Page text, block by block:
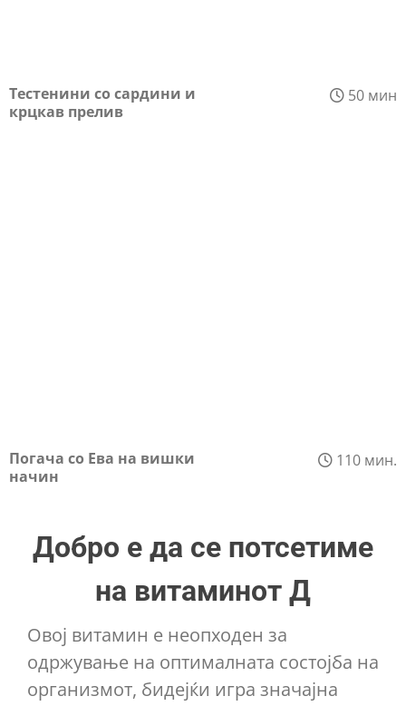
Тестенини со сардини и
крцкав прелив
50 мин
Погача со Ева на вишки
начин
110 мин.
Добро е да се потсетиме
на витаминот Д
Овој витамин е неопходен за
одржување на оптималната состојба на
организмот, бидејќи игра значајна